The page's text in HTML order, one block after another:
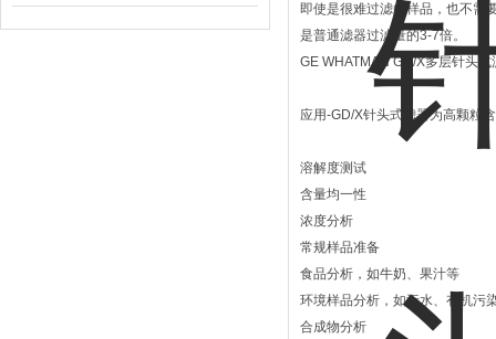
设备
即使是很难过滤的样品，也不需
是普通滤器过滤量的3-7倍。
GE WHATMAN GD/X多层针头
应用-GD/X针头式滤器为高颗粒
溶解度测试
含量均一性
浓度分析
常规样品准备
食品分析，如牛奶、果汁等
环境样品分析，如污水、有机污
合成物分析